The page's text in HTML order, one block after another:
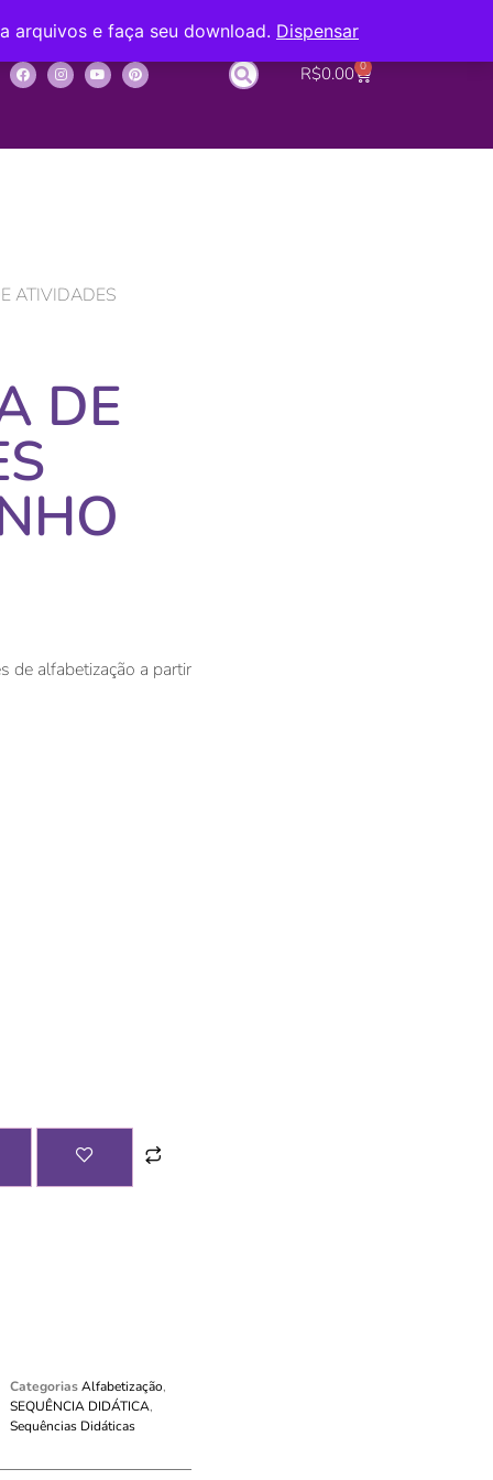
arquivos e faça seu download. Dispensar
R$0.00 0
ATIVIDADES
DE
de alfabetização a partir
CategoriasAlfabetização,
SEQUÊNCIA DIDÁTICA,
Sequências Didáticas